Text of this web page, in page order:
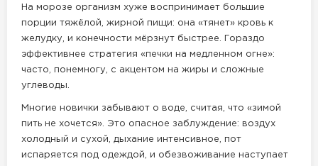
На морозе организм хуже воспринимает большие
порции тяжёлой, жирной пищи: она «тянет» кровь к
желудку, и конечности мёрзнут быстрее. Гораздо
эффективнее стратегия «печки на медленном огне»:
часто, понемногу, с акцентом на жиры и сложные
углеводы.
Многие новички забывают о воде, считая, что «зимой
пить не хочется». Это опасное заблуждение: воздух
холодный и сухой, дыхание интенсивное, пот
испаряется под одеждой, и обезвоживание наступает